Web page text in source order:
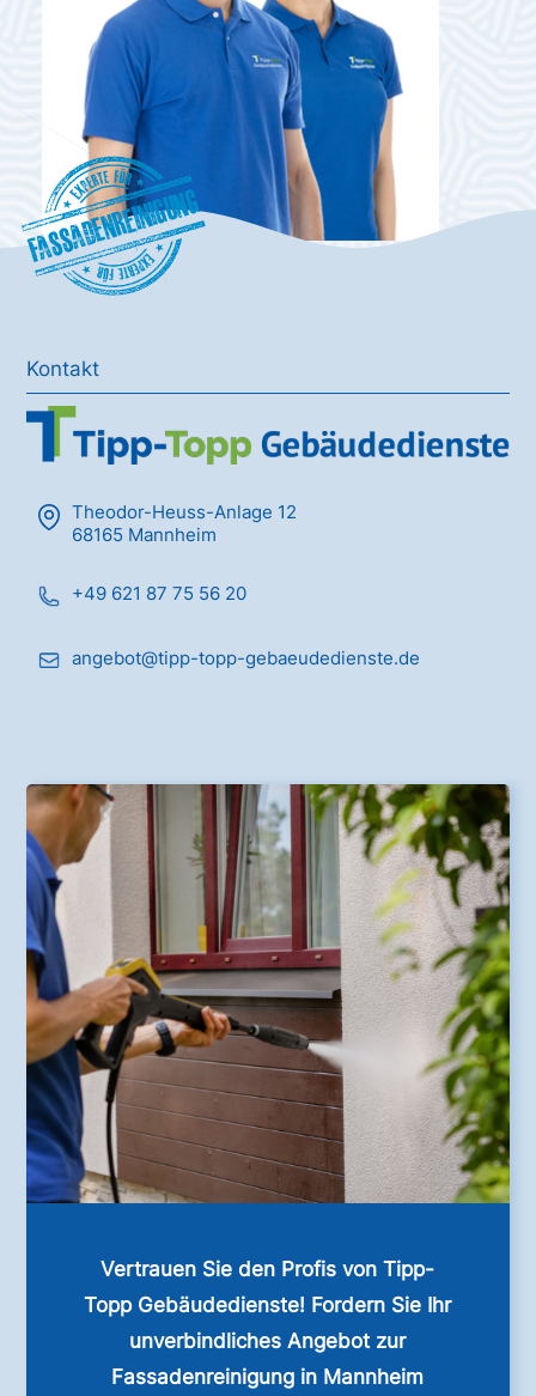
Fassadenreinigung
Kontakt
Theodor-Heuss-Anlage 12
68165 Mannheim
+49 621 87 75 56 20
angebot@tipp-topp-gebaeudedienste.de
Vertrauen Sie den Profis von Tipp-
Topp Gebäudedienste! Fordern Sie Ihr
unverbindliches Angebot zur
Fassadenreinigung in Mannheim